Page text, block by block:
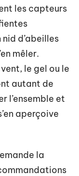
les capteurs
d’abeilles
mêler.
le gel ou le
autant de
l’ensemble et
aperçoive
la